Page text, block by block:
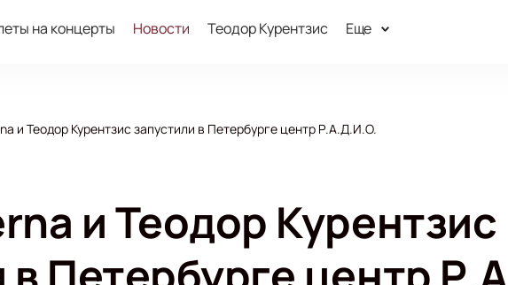
на концерты Новости Теодор Курентзис Еще
и Теодор Курентзис запустили в Петербурге центр Р.А.Д.И.О.
и Теодор Курентзис